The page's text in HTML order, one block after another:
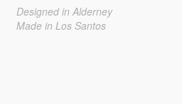
Designed in Alderney
Made in Los Santos